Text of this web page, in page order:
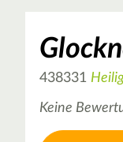
438331
Keine